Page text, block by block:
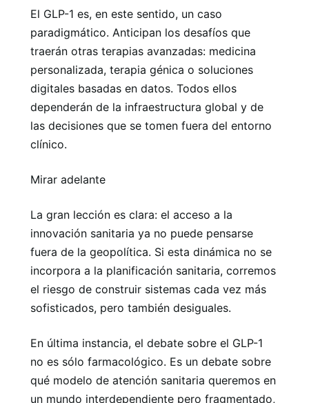
El GLP-1 es, en este sentido, un caso
paradigmático. Anticipan los desafíos que
traerán otras terapias avanzadas: medicina
personalizada, terapia génica o soluciones
digitales basadas en datos. Todos ellos
dependerán de la infraestructura global y de
las decisiones que se tomen fuera del entorno
clínico.
Mirar adelante
La gran lección es clara: el acceso a la
innovación sanitaria ya no puede pensarse
fuera de la geopolítica. Si esta dinámica no se
incorpora a la planificación sanitaria, corremos
el riesgo de construir sistemas cada vez más
sofisticados, pero también desiguales.
En última instancia, el debate sobre el GLP-1
no es sólo farmacológico. Es un debate sobre
qué modelo de atención sanitaria queremos en
un mundo interdependiente pero fragmentado,